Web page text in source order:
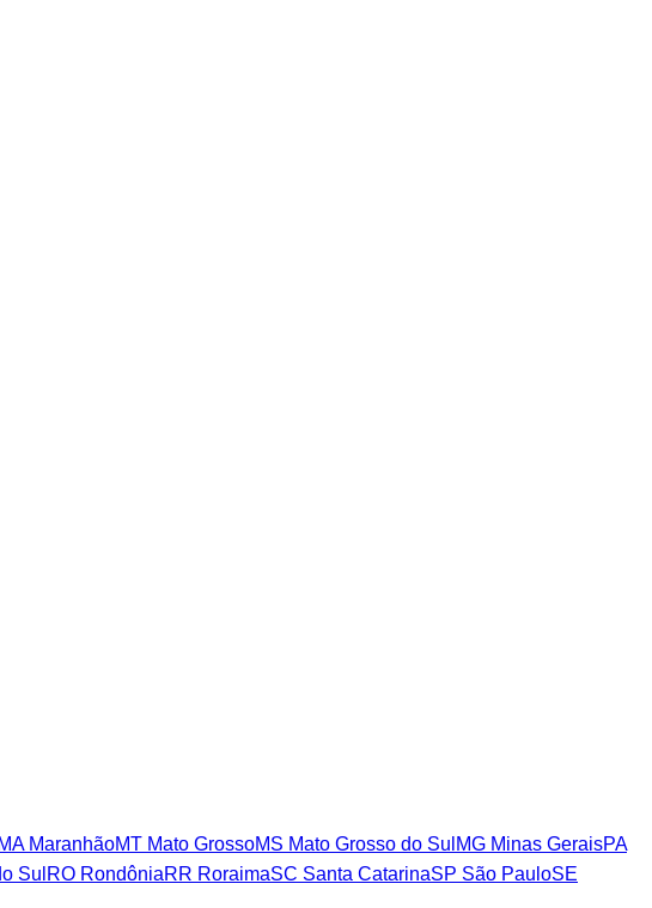
MAMaranhãoMT Mato GrossoMS Mato Grosso do Sul MG Minas GeraisPA
Sul RO RondôniaRR RoraimaSC Santa CatarinaSP São PauloSE